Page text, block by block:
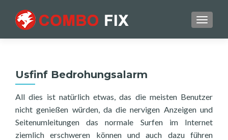
Usfinf Bedrohungsalarm
All dies ist natürlich etwas, das die meisten Benutzer
nicht genießen würden, da die nervigen Anzeigen und
Seitenumleitungen das normale Surfen im Internet
ziemlich erschweren können und auch dazu führen